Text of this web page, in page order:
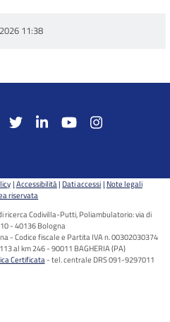
11:38
Accessibilità Dati accessi Note legali
riservata
ricerca Codivilla-Putti, Poliambulatorio: via di
- 40136 Bologna
- Codice fiscale e Partita IVA n. 00302030374
al km 246 - 90011 BAGHERIA (PA)
Certificata tel. centrale DRS 091-9297011